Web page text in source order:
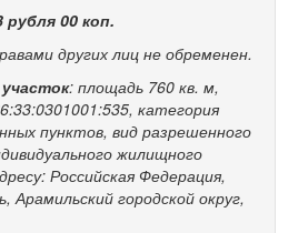
рубля 00 коп.
других лиц не обременен.
: площадь 760 кв. м,
категория
пунктов, вид разрешенного
жилищного
Российская Федерация,
Арамильский городской округ,